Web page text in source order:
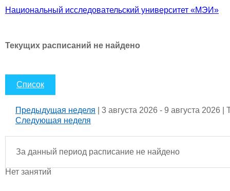
Национальный исследовательский университет «МЭИ»
Текущих расписаний не найдено
Список
Предыдущая неделя | 3 августа 2026 - 9 августа 2026
Следующая неделя
За данный период расписание не найдено
Нет занятий